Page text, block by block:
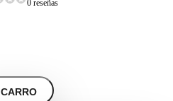
0 reseñas
CARRO